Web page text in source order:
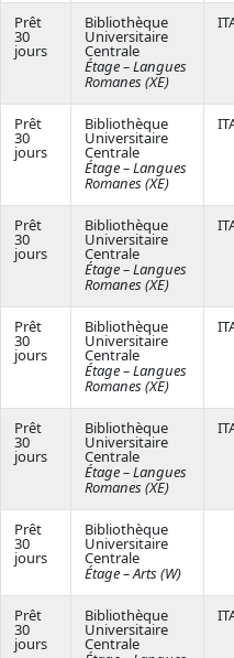
Prêt
30
jours
Bibliothèque
Universitaire
Centrale
Étage – Langues
Romanes (XE)
Prêt
30
jours
Bibliothèque
Universitaire
Centrale
Étage – Langues
Romanes (XE)
Prêt
30
jours
Bibliothèque
Universitaire
Centrale
Étage – Langues
Romanes (XE)
Prêt
30
jours
Bibliothèque
Universitaire
Centrale
Étage – Langues
Romanes (XE)
Prêt
30
jours
Bibliothèque
Universitaire
Centrale
Étage – Langues
Romanes (XE)
Prêt
30
jours
Bibliothèque
Universitaire
Centrale
Étage – Arts (W)
Prêt
30
jours
Bibliothèque
Universitaire
Centrale